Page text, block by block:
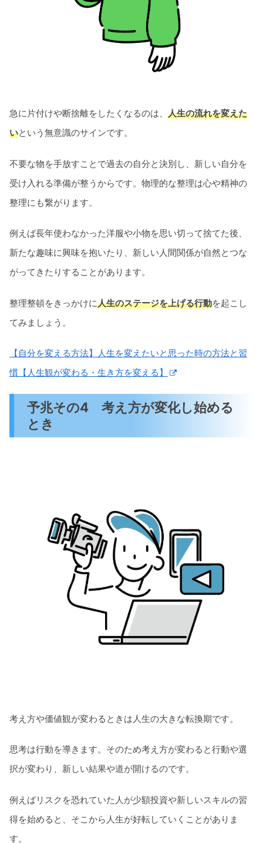
急に片付けや断捨離をしたくなるのは、 人生の流れを変えた
いという無意識のサインです。
不要な物を手放すことで過去の自分と決別し、新しい自分を
受け入れる準備が整うからです。物理的な整理は心や精神の
整理にも繋がります。
例えば長年使わなかった洋服や小物を思い切って捨てた後、
新たな趣味に興味を抱いたり、新しい人間関係が自然とつな
がってきたりすることがあります。
整理整頓をきっかけに人生のステージを上げる行動を起こし
てみましょう。
【自分を変える方法】人生を変えたいと思った時の方法と習
慣【人生観が変わる・生き方を変える】
予兆その4 考え方が変化し始める
とき
考え方や価値観が変わるときは人生の大きな転換期です。
思考は行動を導きます。そのため考え方が変わると行動や選
択が変わり、新しい結果や道が開けるのです。
例えばリスクを恐れていた人が少額投資や新しいスキルの習
得を始めると、そこから人生が好転していくことがありま
す。